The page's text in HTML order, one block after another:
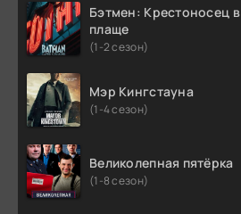
Бэтмен: Крестоносец в
плаще
(1-2 сезон)
Мэр Кингстауна
(1-4 сезон)
Великолепная пятёрка
(1-8 сезон)